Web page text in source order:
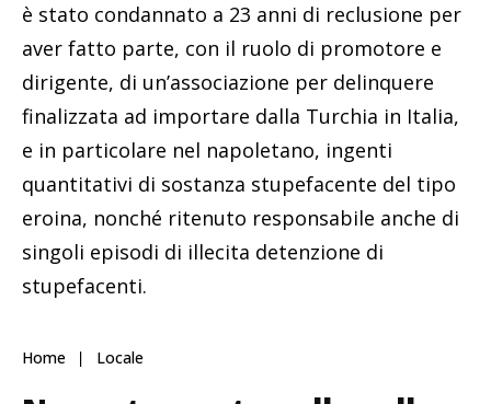
è stato condannato a 23 anni di reclusione per
aver fatto parte, con il ruolo di promotore e
dirigente, di un’associazione per delinquere
finalizzata ad importare dalla Turchia in Italia,
e in particolare nel napoletano, ingenti
quantitativi di sostanza stupefacente del tipo
eroina, nonché ritenuto responsabile anche di
singoli episodi di illecita detenzione di
stupefacenti.
Home Locale